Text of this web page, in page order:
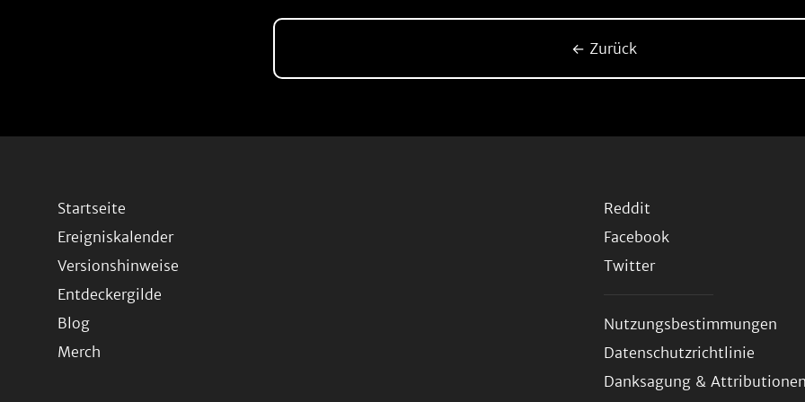
← Zurück
Startseite
Ereigniskalender
Versionshinweise
Entdeckergilde
Blog
Merch
Reddit
Facebook
Twitter
Nutzungsbestimmungen
Datenschutzrichtlinie
Danksagung &